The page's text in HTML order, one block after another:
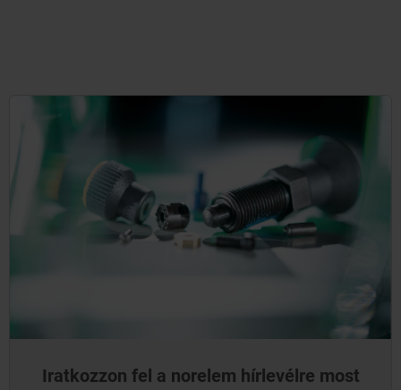
Iratkozzon fel a norelem hírlevélre most